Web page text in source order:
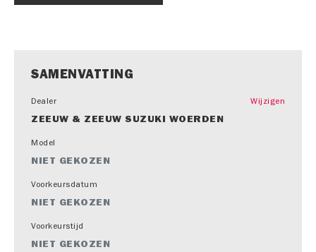
SAMENVATTING
Dealer Wijzigen
ZEEUW & ZEEUW SUZUKI WOERDEN
Model
NIET GEKOZEN
Voorkeursdatum
NIET GEKOZEN
Voorkeurstijd
NIET GEKOZEN